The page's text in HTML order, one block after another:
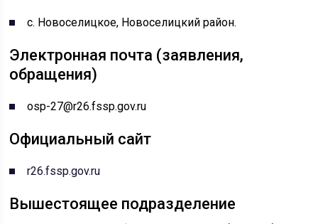
с. Новоселицкое, Новоселицкий район.
Электронная почта (заявления,
обращения)
osp-27@r26.fssp.gov.ru
Официальный сайт
r26.fssp.gov.ru
Вышестоящее подразделение